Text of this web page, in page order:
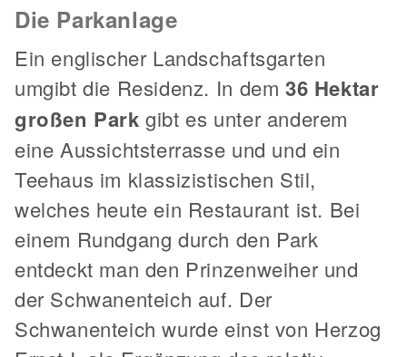
Die Parkanlage
Ein englischer Landschaftsgarten
umgibt die Residenz. In dem 36 Hektar
großen Park gibt es unter anderem
eine Aussichtsterrasse und und ein
Teehaus im klassizistischen Stil,
welches heute ein Restaurant ist. Bei
einem Rundgang durch den Park
entdeckt man den Prinzenweiher und
der Schwanenteich auf. Der
Schwanenteich wurde einst von Herzog